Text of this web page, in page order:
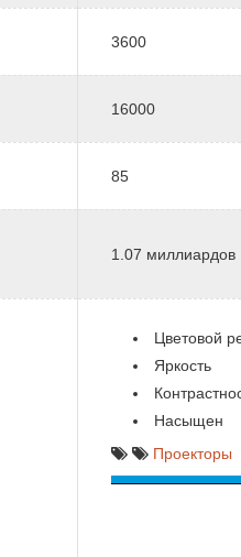
3600
16000
85
1.07 миллиардов
Цветовой
Яркость
Насыщен
Проекторы